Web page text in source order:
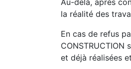
Au-delà, après
la réalité des
En cas de refus
et déjà réalisées